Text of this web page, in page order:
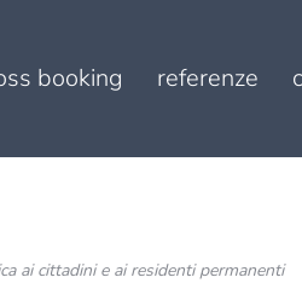
booking referenze
ai cittadini e ai residenti permanenti